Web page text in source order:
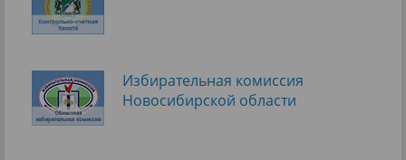
Избирательная комиссия
Новосибирской области